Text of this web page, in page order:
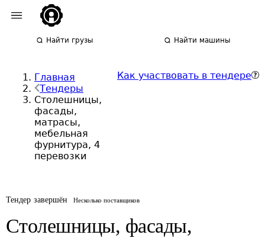
Найти грузы Найти машины
Главная
Тендеры
Столешницы,
фасады,
матрасы,
мебельная
фурнитура, 4
перевозки
Как участвовать в тендере
Тендер завершён Несколько поставщиков
Столешницы, фасады,